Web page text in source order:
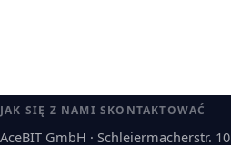
JAK SIĘ Z NAMI SKONTAKTOWAĆ
AceBIT GmbH · Schleiermacherstr. 10